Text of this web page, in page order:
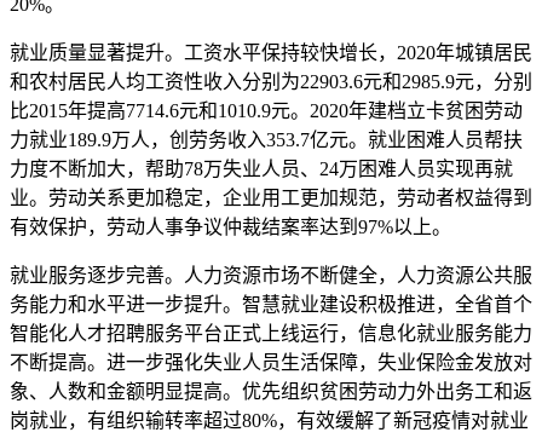
20%。
就业质量显著提升。工资水平保持较快增长，2020年城镇居民
和农村居民人均工资性收入分别为22903.6元和2985.9元，分别
比2015年提高7714.6元和1010.9元。2020年建档立卡贫困劳动
力就业189.9万人，创劳务收入353.7亿元。就业困难人员帮扶
力度不断加大，帮助78万失业人员、24万困难人员实现再就
业。劳动关系更加稳定，企业用工更加规范，劳动者权益得到
有效保护，劳动人事争议仲裁结案率达到97%以上。
就业服务逐步完善。人力资源市场不断健全，人力资源公共服
务能力和水平进一步提升。智慧就业建设积极推进，全省首个
智能化人才招聘服务平台正式上线运行，信息化就业服务能力
不断提高。进一步强化失业人员生活保障，失业保险金发放对
象、人数和金额明显提高。优先组织贫困劳动力外出务工和返
岗就业，有组织输转率超过80%，有效缓解了新冠疫情对就业